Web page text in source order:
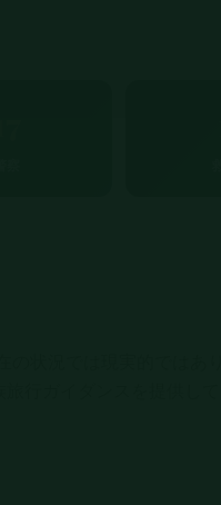
の状況では現実的では
行ガイダンスを提供して